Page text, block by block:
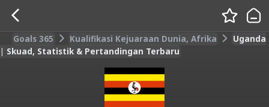
Goals 365 Kualifikasi Kejuaraan Dunia, Afrika
Uganda
| Skuad, Statistik & Pertandingan Terbaru